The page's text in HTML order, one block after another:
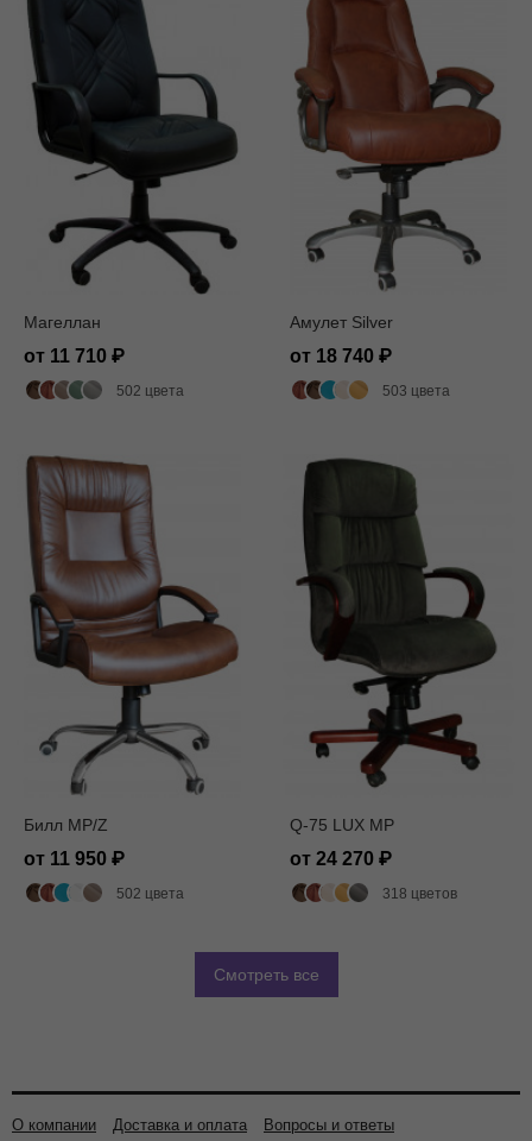
Магеллан
от 11 710
502 цвета
Амулет Silver
от 18 740
503 цвета
Билл MP/Z
от 11 950
502 цвета
Q-75 LUX MP
от 24 270
318 цветов
Смотреть все
О компании Доставка и оплата
Вопросы и ответы